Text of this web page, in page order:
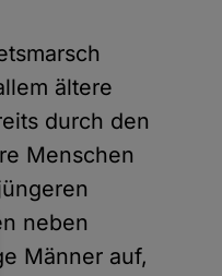
ältere
durch den
Menschen
neben
Männer auf,